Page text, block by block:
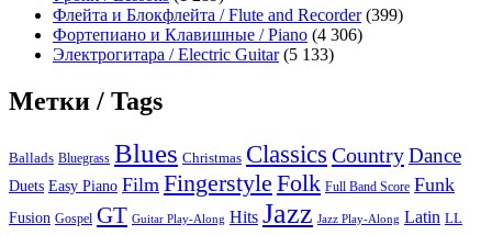
Флейта и Блокфлейта / Flute and Recorder(399)
Фортепиано и Клавишные / Piano (4 306)
Электрогитара / Electric Guitar(5 133)
Метки / Tags
Ballads Bluegrass Blues Christmas Classics CountryDance
Duets Easy Piano Film Fingerstyle Folk Full Band Score Funk
Fusion Gospel GT Guitar Play-Along Hits Jazz Jazz Play-Along Latin LL